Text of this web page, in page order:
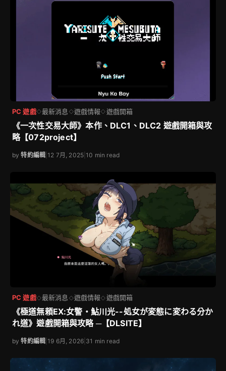
PC 遊戲◇最新消息 ◇遊戲情報◇遊戲開箱
《一次性交易大師》本作、DLC1、DLC2 遊戲開箱與攻
略【072project】
by特約編輯 |12 7月, 2025 |10 min read
PC 遊戲◇最新消息 ◇遊戲情報◇遊戲開箱
《極道無頼EX:女警・鮎川光--処女が変態に変わる分か
れ道》遊戲開箱與攻略 ─【DLSITE】
by特約編輯 |19 6月, 2026 31 min read